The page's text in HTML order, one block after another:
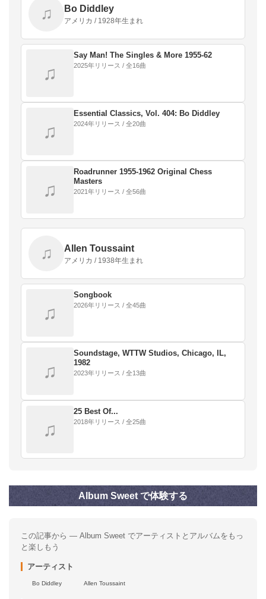
♫ Bo Diddley
アメリカ / 1928年生まれ
♫
Say Man! The Singles & More 1955-62
2025年リリース / 全16曲
♫
Essential Classics, Vol. 404: Bo Diddley
2024年リリース / 全20曲
♫
Roadrunner 1955-1962 Original Chess
Masters
2021年リリース / 全56曲
♫ Allen Toussaint
アメリカ / 1938年生まれ
♫
Songbook
2026年リリース / 全45曲
♫
Soundstage, WTTW Studios, Chicago, IL,
1982
2023年リリース / 全13曲
♫
25 Best Of...
2018年リリース / 全25曲
Album Sweet で体験する
この記事から — Album Sweet でアーティストとアルバムをもっ
と楽しもう
アーティスト
Bo Diddley Allen Toussaint